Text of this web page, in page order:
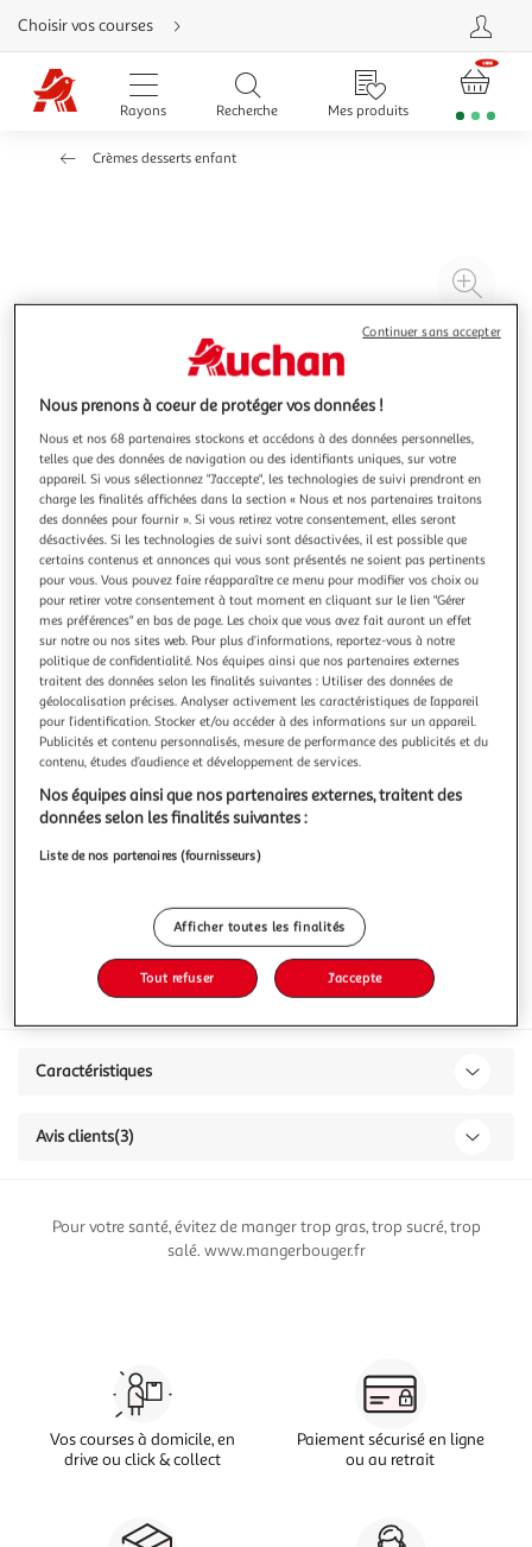
Aller
directement
au
contenu
Aller
directement
Aller
Choisir vos courses
Rayons Recherche Mes produits
Crèmes desserts enfant
à
3.0 (3)
DANETTE
POP - Crème dessert chocolat billes chocolat et
noisette
4x120g
Vous voulez connaître le prix de ce produit ?
Afficher le prix
Frais
Caractéristiques
Avis clients(3)
Pour votre santé, évitez de manger trop gras, trop sucré, trop
salé. www.mangerbouger.fr
Vos courses à domicile, en
drive ou click & collect
Paiement sécurisé en ligne
ou au retrait
Nous prenons à coeur de protéger vos données !
Nous et nos 68 partenaires stockons et accédons à des données personnelles,
telles que des données de navigation ou des identifiants uniques, sur votre
appareil. Si vous sélectionnez "J'accepte", les technologies de suivi prendront en
charge les finalités affichées dans la section « Nous et nos partenaires traitons
des données pour fournir ». Si vous retirez votre consentement, elles seront
désactivées. Si les technologies de suivi sont désactivées, il est possible que
certains contenus et annonces qui vous sont présentés ne soient pas pertinents
pour vous. Vous pouvez faire réapparaître ce menu pour modifier vos choix ou
pour retirer votre consentement à tout moment en cliquant sur le lien "Gérer
mes préférences" en bas de page. Les choix que vous avez fait auront un effet
sur notre ou nos sites web. Pour plus d’informations, reportez-vous à notre
politique de confidentialité. Nos équipes ainsi que nos partenaires externes
traitent des données selon les finalités suivantes : Utiliser des données de
géolocalisation précises. Analyser activement les caractéristiques de l’appareil
pour l’identification. Stocker et/ou accéder à des informations sur un appareil.
Publicités et contenu personnalisés, mesure de performance des publicités et du
contenu, études d’audience et développement de services.
Nos équipes ainsi que nos partenaires externes, traitent des
données selon les finalités suivantes :
Liste de nos partenaires (fournisseurs)
Afficher toutes les finalités
Tout refuser J'accepte
Continuer sans accepter